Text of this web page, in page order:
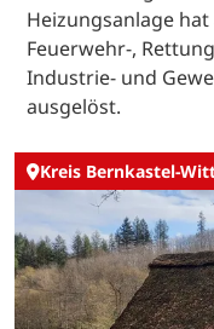
Heizungsanlage
Feuerwehr-,
Industrie- und
ausgelöst.
Kreis Bernkastel-